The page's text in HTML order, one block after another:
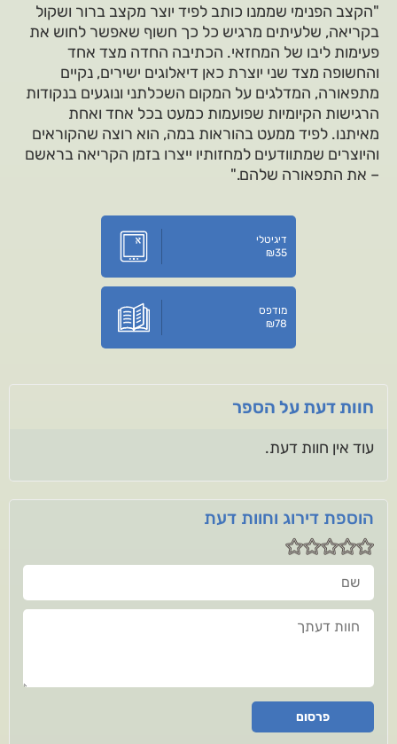
"הקצב הפנימי שממנו כותב לפיד יוצר מקצב ברור ושקול
בקריאה, שלעיתים מרגיש כל כך חשוף שאפשר לחוש את
פעימות ליבו של המחזאי. הכתיבה החדה מצד אחד
והחשופה מצד שני יוצרת כאן דיאלוגים ישירים, נקיים
מתפאורה, המדלגים על המקום השכלתני ונוגעים בנקודות
הרגישות הקיומיות שפועמות כמעט בכל אחד ואחת
מאיתנו. לפיד ממעט בהוראות במה, הוא רוצה שהקוראים
והיוצרים שמתוודעים למחזותיו ייצרו בזמן הקריאה בראשם
– את התפאורה שלהם."
דיגיטלי
₪35
מודפס
₪78
חוות דעת על הספר
עוד אין חוות דעת.
הוספת דירוג וחוות דעת
שם
חוות דעתך
פרסום